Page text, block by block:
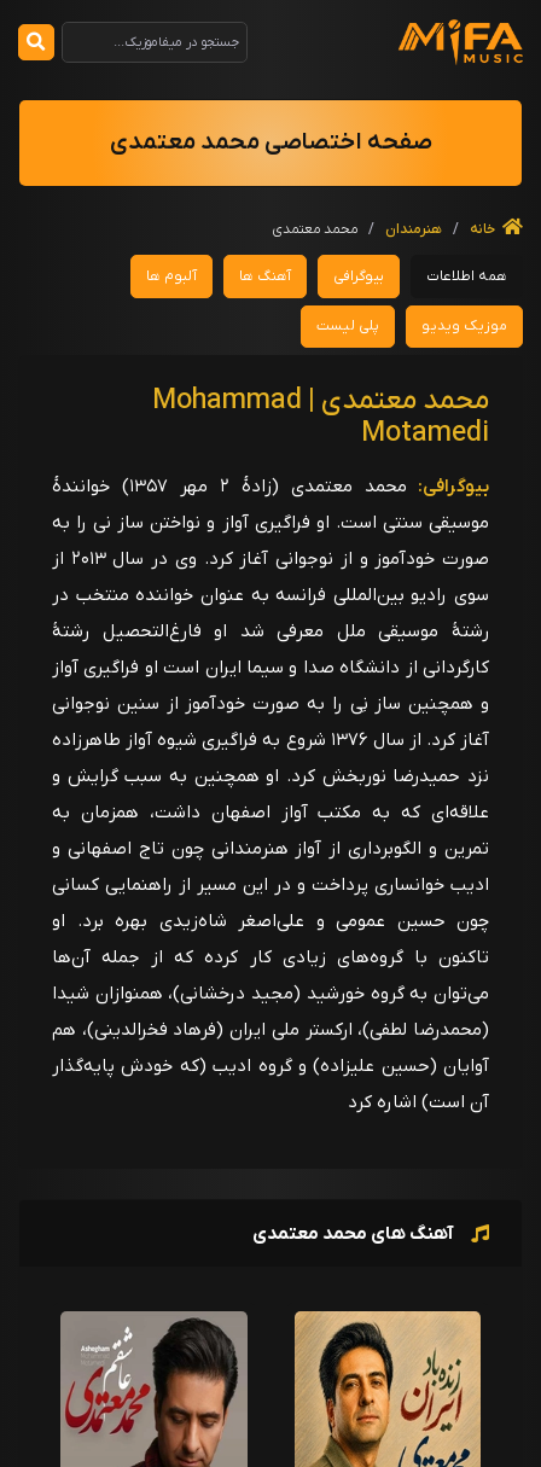
صفحه اختصاصی محمد معتمدی
خانه / هنرمندان / محمد معتمدی
همه اطلاعات بیوگرافی آهنگ ها آلبوم ها
موزیک ویدیو پلی لیست
محمد معتمدی | Mohammad
Motamedi
بیوگرافی:
محمد معتمدی (زادهٔ ۲ مهر ۱۳۵۷) خوانندهٔ
موسیقی سنتی است. او فراگیری آواز و نواختن ساز نی را به
صورت خودآموز و از نوجوانی آغاز کرد. وی در سال ۲۰۱۳ از
سوی رادیو بین‌المللی فرانسه به عنوان خواننده منتخب در
رشتهٔ موسیقی ملل معرفی شد او فارغ‌التحصیل رشتهٔ
کارگردانی از دانشگاه صدا و سیما ایران است او فراگیری آواز
و همچنین ساز نِی را به صورت خودآموز از سنین نوجوانی
آغاز کرد. از سال ۱۳۷۶ شروع به فراگیری شیوه آواز طاهرزاده
نزد حمیدرضا نوربخش کرد. او همچنین به سبب گرایش و
علاقه‌ای که به مکتب آواز اصفهان داشت، همزمان به
تمرین و الگوبرداری از آواز هنرمندانی چون تاج اصفهانی و
ادیب خوانساری پرداخت و در این مسیر از راهنمایی کسانی
چون حسین عمومی و علی‌اصغر شاه‌زیدی بهره برد. او
تاکنون با گروه‌های زیادی کار کرده که از جمله آن‌ها
می‌توان به گروه خورشید (مجید درخشانی)، همنوازان شیدا
(محمدرضا لطفی)، ارکستر ملی ایران (فرهاد فخرالدینی)، هم
آوایان (حسین علیزاده) و گروه ادیب (که خودش پایه‌گذار
آن است) اشاره کرد
آهنگ های محمد معتمدی